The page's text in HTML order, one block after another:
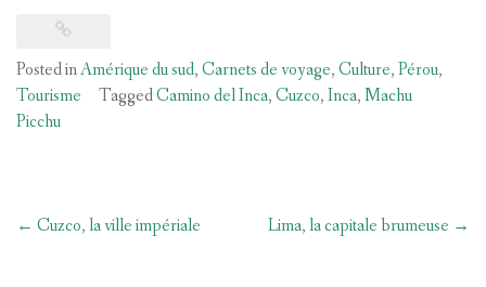
Posted inAmérique du sud,Carnets de voyage,Culture,Pérou,
Tourisme
TaggedCamino del Inca,Cuzco,Inca,Machu
Picchu
Post
← Cuzco, la ville impériale Lima, la capitale brumeuse →